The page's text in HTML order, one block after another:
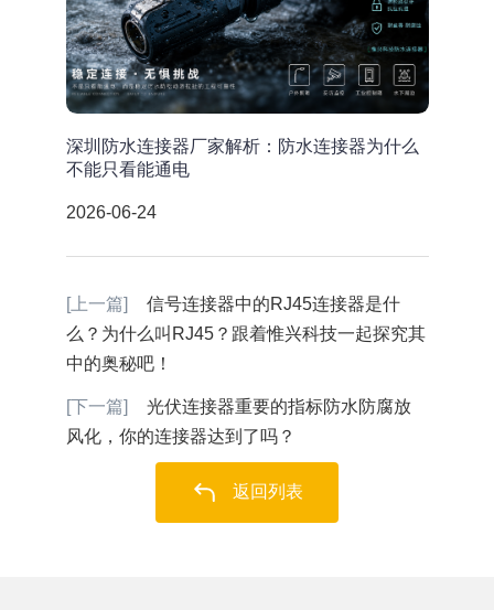
深圳防水连接器厂家解析：防水连接器为什么
不能只看能通电
2026-06-24
[上一篇]
信号连接器中的RJ45连接器是什
么？为什么叫RJ45？跟着惟兴科技一起探究其
中的奥秘吧！
[下一篇]
光伏连接器重要的指标防水防腐放
风化，你的连接器达到了吗？
返回列表